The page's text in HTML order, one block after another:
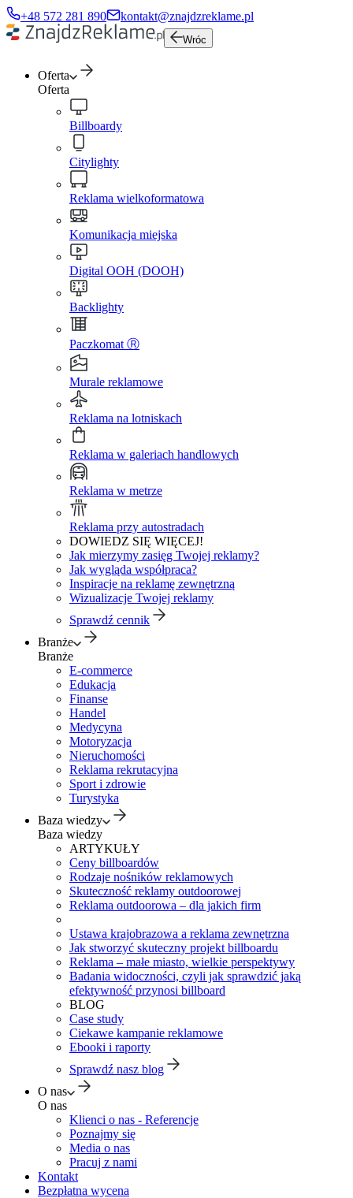
+48 572 281 890 kontakt@znajdzreklame.pl
Wróc
Oferta
Oferta
Billboardy
Citylighty
Reklama wielkoformatowa
Komunikacja miejska
Digital OOH (DOOH)
Backlighty
Paczkomat Ⓡ
Murale reklamowe
Reklama na lotniskach
Reklama w galeriach handlowych
Reklama w metrze
Reklama przy autostradach
DOWIEDZ SIĘ WIĘCEJ!
Jak mierzymy zasięg Twojej reklamy?
Jak wygląda współpraca?
Inspiracje na reklamę zewnętrzną
Wizualizacje Twojej reklamy
Sprawdź cennik
Branże
Branże
E-commerce
Edukacja
Finanse
Handel
Medycyna
Motoryzacja
Nieruchomości
Reklama rekrutacyjna
Sport i zdrowie
Turystyka
Baza wiedzy
Baza wiedzy
ARTYKUŁY
Ceny billboardów
Rodzaje nośników reklamowych
Skuteczność reklamy outdoorowej
Reklama outdoorowa – dla jakich firm
Ustawa krajobrazowa a reklama zewnętrzna
Jak stworzyć skuteczny projekt billboardu
Reklama – małe miasto, wielkie perspektywy
Badania widoczności, czyli jak sprawdzić jaką
efektywność przynosi billboard
BLOG
Case study
Ciekawe kampanie reklamowe
Ebooki i raporty
Sprawdź nasz blog
O nas
O nas
Klienci o nas - Referencje
Poznajmy się
Media o nas
Pracuj z nami
Kontakt
Bezpłatna wycena